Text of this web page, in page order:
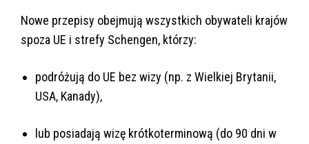
Nowe przepisy obejmują wszystkich obywateli krajów
spoza UE i strefy Schengen, którzy:
podróżują do UE bez wizy (np. z Wielkiej Brytanii,
USA, Kanady),
lub posiadają wizę krótkoterminową (do 90 dni w